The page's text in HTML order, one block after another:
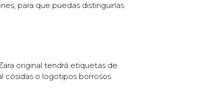
para que puedas distinguirlas
original tendrá etiquetas de
o logotipos borrosos.